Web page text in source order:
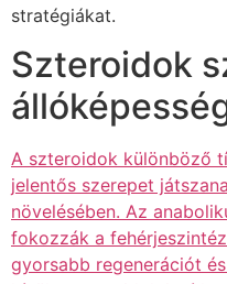
stratégiákat.
Szteroidok
A szteroidok különböző
jelentős szerepet
növelésében. Az
fokozzák a
gyorsabb regenerációt